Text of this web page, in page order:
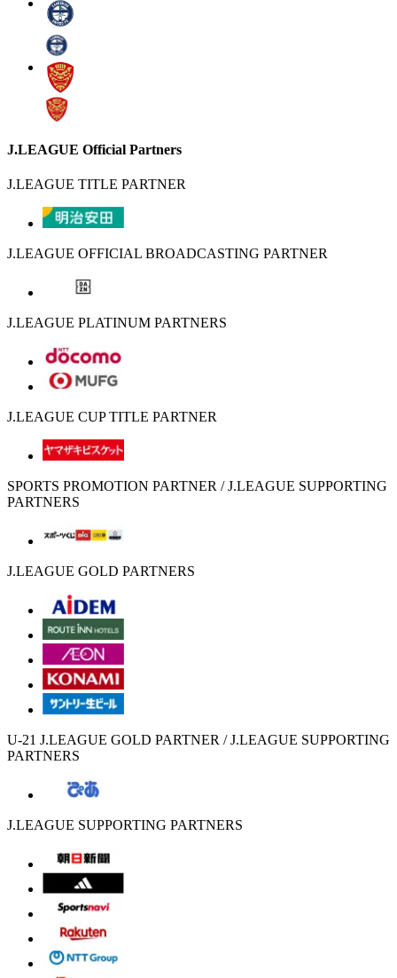
J.LEAGUE Official Partners
J.LEAGUE TITLE PARTNER
J.LEAGUE OFFICIAL BROADCASTING PARTNER
J.LEAGUE PLATINUM PARTNERS
J.LEAGUE CUP TITLE PARTNER
SPORTS PROMOTION PARTNER / J.LEAGUE SUPPORTING
PARTNERS
J.LEAGUE GOLD PARTNERS
U-21 J.LEAGUE GOLD PARTNER / J.LEAGUE SUPPORTING
PARTNERS
J.LEAGUE SUPPORTING PARTNERS